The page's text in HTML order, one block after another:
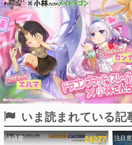
ピックアップ
電ファミのいま読まれている記事ラン
アプリセール情報
インタビュー
連載・特集一覧
殿堂入り記事
SNS拡散数が数千以上！ ペ
ど。多くの人々に読まれた
事をまとめました。
いま読まれている記
注目度 24277 注目度